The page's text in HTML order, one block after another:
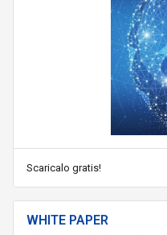
Scaricalo gratis!
WHITE PAPER